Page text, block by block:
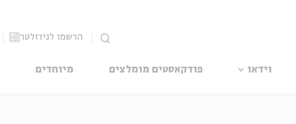
הרשמו לניוזלטר
וידאו פודקאסטים מומלצים מיוחדים